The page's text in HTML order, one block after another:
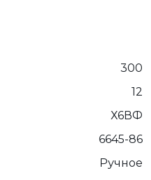
300
12
Х6ВФ
6645-86
Ручное